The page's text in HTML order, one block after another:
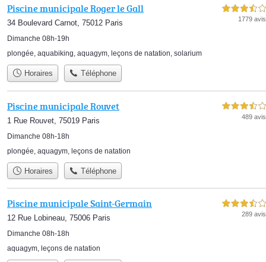
Piscine municipale Roger le Gall
34 Boulevard Carnot, 75012 Paris
Dimanche 08h-19h
3,5 étoiles sur 5
1779 avis
plongée, aquabiking, aquagym, leçons de natation, solarium
Horaires Téléphone
Piscine municipale Rouvet
1 Rue Rouvet, 75019 Paris
Dimanche 08h-18h
3,5 étoiles sur 5
489 avis
plongée aquagym leçons de natation
Horaires Téléphone
Piscine municipale Saint-Germain
12 Rue Lobineau, 75006 Paris
Dimanche 08h-18h
3,5 étoiles sur 5
289 avis
aquagym, leçons de natation